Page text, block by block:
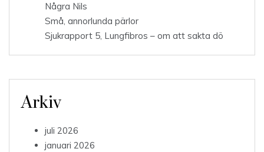
Några Nils
Små, annorlunda pärlor
Sjukrapport 5, Lungfibros – om att sakta dö
Arkiv
juli 2026
januari 2026